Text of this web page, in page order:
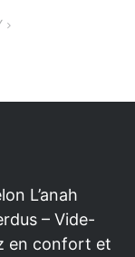
L’anah
– Vide-
en confort et